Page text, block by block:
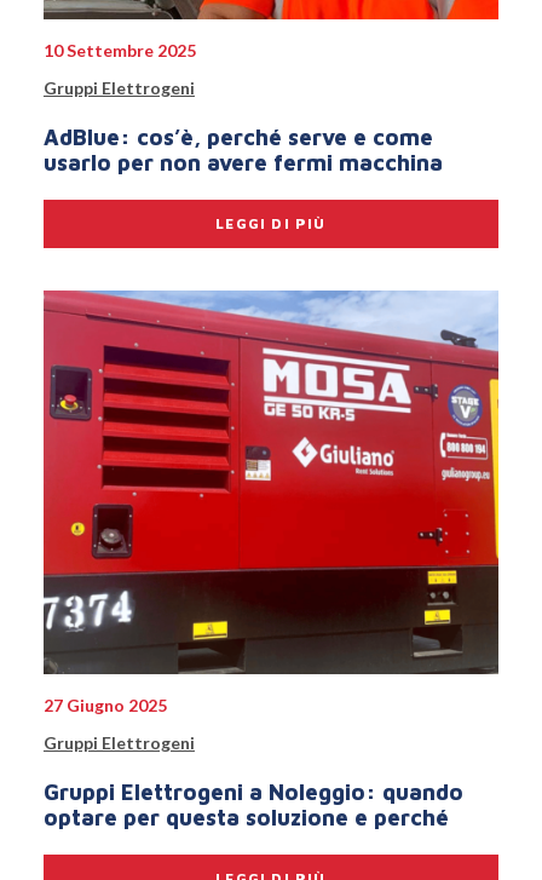
10 Settembre 2025
Gruppi Elettrogeni
AdBlue: cos’è, perché serve e come
usarlo per non avere fermi macchina
LEGGI DI PIÙ
27 Giugno 2025
Gruppi Elettrogeni
Gruppi Elettrogeni a Noleggio: quando
optare per questa soluzione e perché